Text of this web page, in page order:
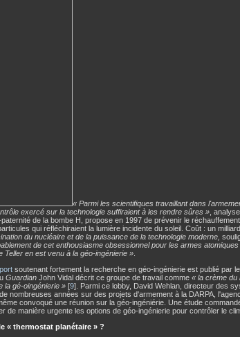
« Parmi les scientifiques travaillant dans
exercé sur la technologie suffiraient à les rendre sûres » ,
de la bombe H, propose en 1997 de prévenir le
qui réfléchiraient la lumière incidente du soleil. Coût : un
du nucléaire et de la puissance de la technologie moderne,
de cet enthousiasme obsessionnel pour les armes
Teller en est venu à la géo-ingénierie »
soutenant fortement la recherche en géo-ingénierie est publié par le
Guardian John Vidal décrit ce groupe de travail comme « la crème du
la gé-oingénierie » [9]. Parmi ce lobby, David Wehlan, directeur des
nombreuses années sur des projets d'armement à la DARPA,
convoqué une réunion sur la géo-ingéniérie. Une étude
de manière urgente les options de géo-ingénierie pour contrôler le
« thermostat planétaire » ?